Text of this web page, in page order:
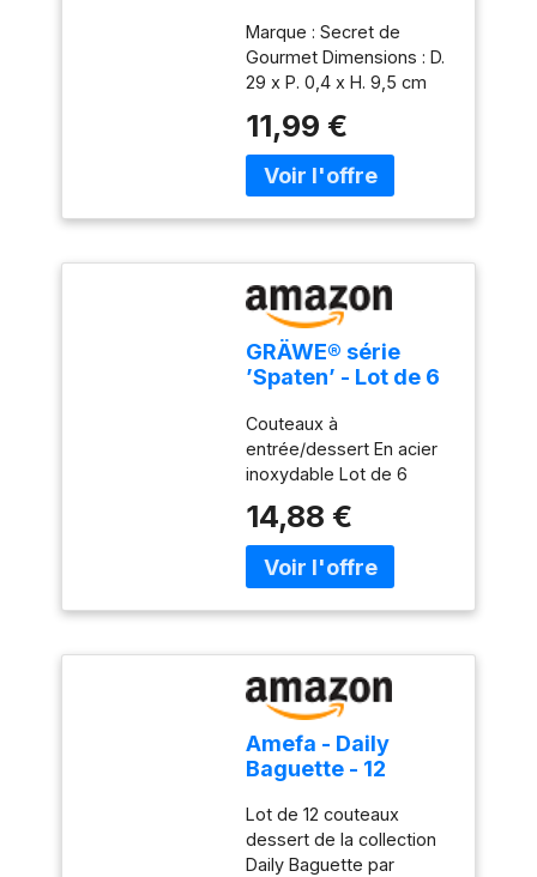
Renaissance 29cm
Transparent
Marque : Secret de
Gourmet Dimensions : D.
29 x P. 0,4 x H. 9,5 cm
Transparent
11,99 €
GRÄWE® série
’Spaten’ - Lot de 6
entrée/Dessert
Couteaux à
entrée/dessert En acier
inoxydable Lot de 6
Collection Spaten
14,88 €
Amefa - Daily
Baguette - 12
Lot de 12 couteaux
dessert de la collection
Daily Baguette par